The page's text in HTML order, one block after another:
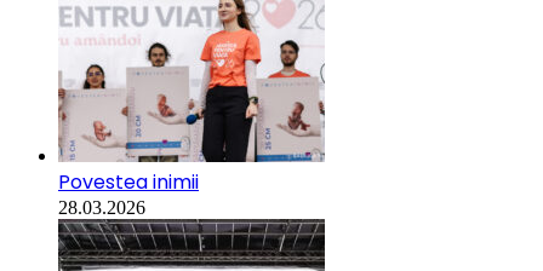
Povestea inimii
28.03.2026